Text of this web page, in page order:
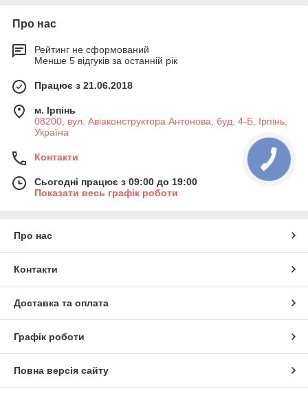
Про нас
Рейтинг не сформований
Менше 5 відгуків за останній рік
Працює з 21.06.2018
м. Ірпінь
08200, вул. Авіаконструктора Антонова, буд. 4-Б, Ірпінь,
Україна
Контакти
Сьогодні працює з 09:00 до 19:00
Показати весь графік роботи
Про нас
Контакти
Доставка та оплата
Графік роботи
Повна версія сайту